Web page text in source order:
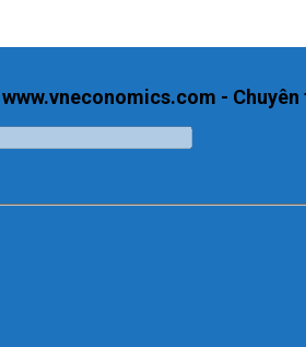
www.vneconomics.com - Chuyên